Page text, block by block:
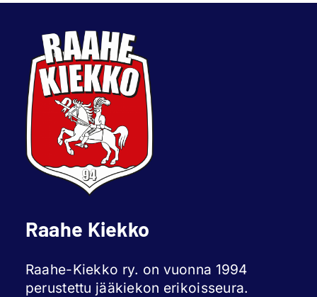
Raahe Kiekko
Raahe-Kiekko ry. on vuonna 1994
perustettu jääkiekon erikoisseura.